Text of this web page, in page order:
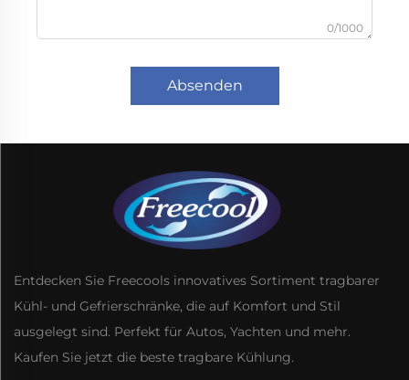
0/1000
Absenden
Entdecken Sie Freecools innovatives Sortiment tragbarer
Kühl- und Gefrierschränke, die auf Komfort und Stil
ausgelegt sind. Perfekt für Autos, Yachten und mehr.
Kaufen Sie jetzt die beste tragbare Kühlung.